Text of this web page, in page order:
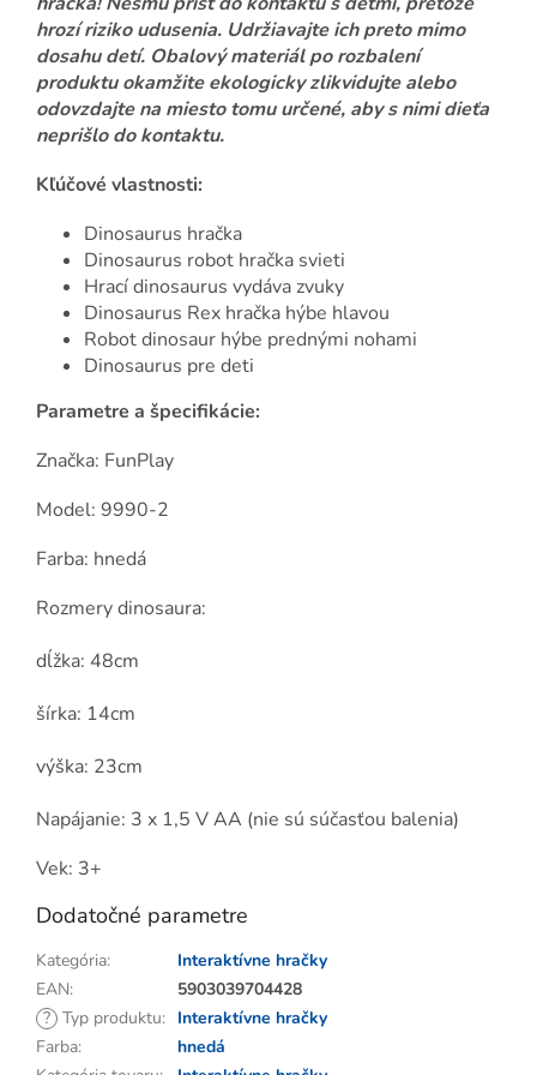
hrozí riziko udusenia. Udržiavajte ich preto mimo
dosahu detí. Obalový materiál po rozbalení
produktu okamžite ekologicky zlikvidujte alebo
odovzdajte na miesto tomu určené, aby s nimi dieťa
neprišlo do kontaktu.
Kľúčové vlastnosti:
Dinosaurus hračka
Dinosaurus robot hračka svieti
Hrací dinosaurus vydáva zvuky
Dinosaurus Rex hračka hýbe hlavou
Robot dinosaur hýbe prednými nohami
Dinosaurus pre deti
Parametre a špecifikácie:
Značka: FunPlay
Model: 9990-2
Farba: hnedá
Rozmery dinosaura:
dĺžka: 48cm
šírka: 14cm
výška: 23cm
Napájanie: 3 x 1,5 V AA (nie sú súčasťou balenia)
Vek: 3+
Dodatočné parametre
Kategória:
Interaktívne hračky
EAN:
5903039704428
? Typ produktu: Interaktívne hračky
Farba:
hnedá